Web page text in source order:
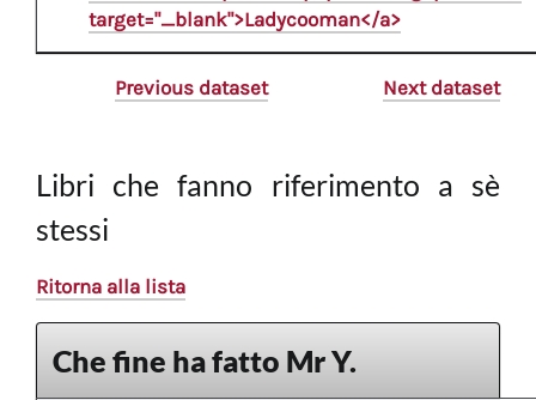
target="_blank">Ladycooman</a>
Previous dataset Next dataset
Libri che fanno riferimento a sè
stessi
Ritorna alla lista
Che fine ha fatto Mr Y.